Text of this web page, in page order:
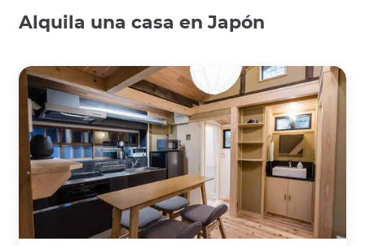
Alquila una casa en Japón